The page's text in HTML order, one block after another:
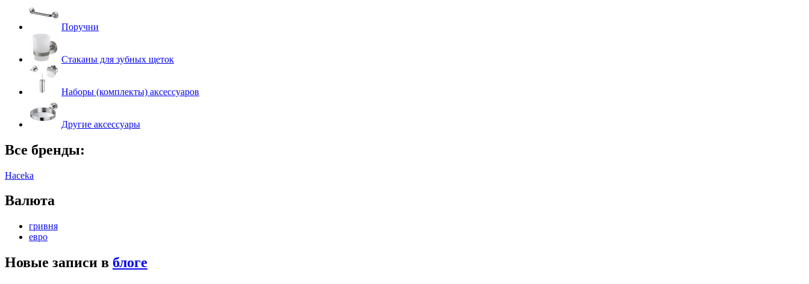
Поручни
Стаканы для зубных щеток
Наборы (комплекты) аксессуаров
Другие аксессуары
Все бренды:
Haceka
Валюта
гривня
евро
Новые записи в блоге